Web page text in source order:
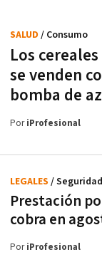
Los
se venden
bomba de
SALUD / Consumo
PoriProfesional
Prestación
cobra en
LEGALES /
PoriProfesional